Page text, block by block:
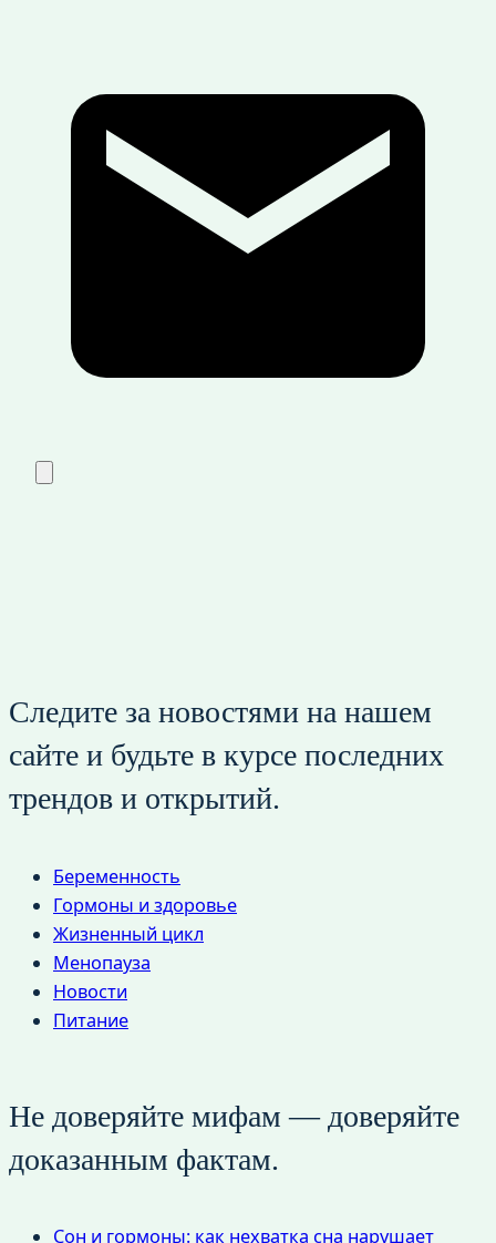
Следите за новостями на нашем
сайте и будьте в курсе последних
трендов и открытий.
Беременность
Гормоны и здоровье
Жизненный цикл
Менопауза
Новости
Питание
Не доверяйте мифам — доверяйте
доказанным фактам.
Сон и гормоны: как нехватка сна нарушает